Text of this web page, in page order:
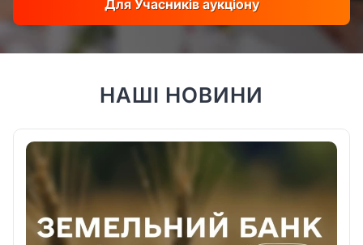
Для Учасників аукціону
НАШІ НОВИНИ